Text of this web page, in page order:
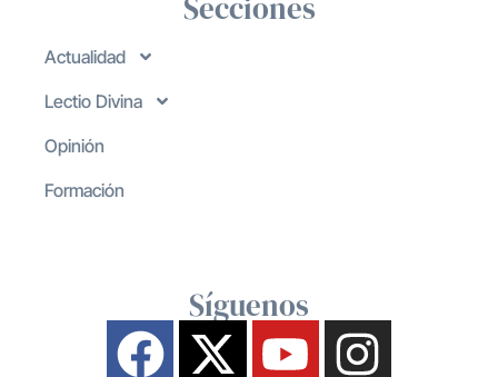
Secciones
Actualidad
Lectio Divina
Opinión
Formación
Síguenos